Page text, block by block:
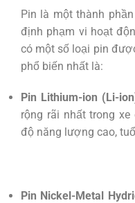
Pin là một thành
định phạm vi hoạt
có một số loại pin
phổ biến nhất là:
Pin Lithium-ion (Li-
rộng rãi nhất trong
độ năng lượng cao,
Pin Nickel-Metal